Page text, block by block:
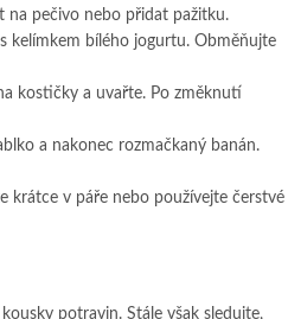
na pečivo nebo přidat pažitku.
kelímkem bílého jogurtu. Obměňujte
kostičky a uvařte. Po změknutí
a nakonec rozmačkaný banán.
krátce v páře nebo používejte čerstvé
potravin. Stále však sledujte,